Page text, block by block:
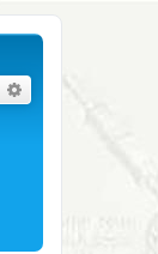
Suche Erweiterte Suche